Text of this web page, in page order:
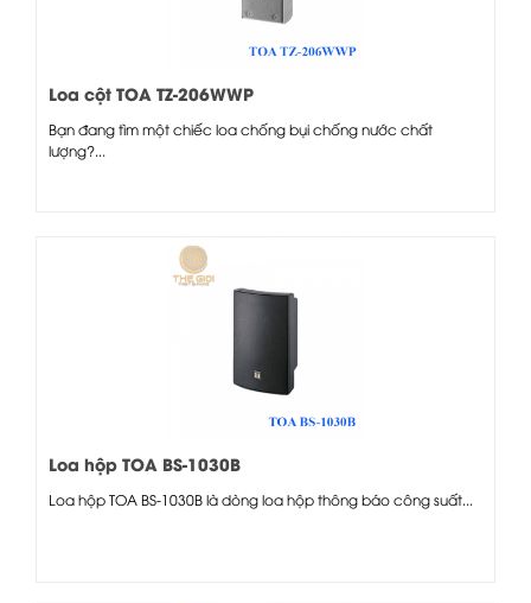
Loa cột TOA TZ-206WWP
Bạn đang tìm một chiếc loa chống bụi chống nước chất
lượng?...
Loa hộp TOA BS-1030B
Loa hộp TOA BS-1030B là dòng loa hộp thông báo công suất...